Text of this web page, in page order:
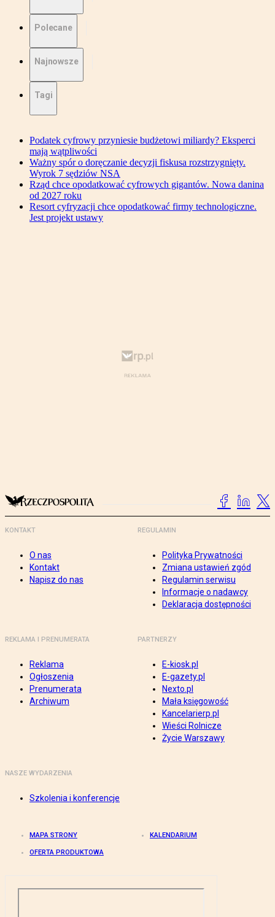
Polecane
Najnowsze
Tagi
Podatek cyfrowy przyniesie budżetowi miliardy? Eksperci
mają wątpliwości
Ważny spór o doręczanie decyzji fiskusa rozstrzygnięty.
Wyrok 7 sędziów NSA
Rząd chce opodatkować cyfrowych gigantów. Nowa danina
od 2027 roku
Resort cyfryzacji chce opodatkować firmy technologiczne.
Jest projekt ustawy
KONTAKT
O nas
Kontakt
Napisz do nas
REGULAMIN
Polityka Prywatności
Zmiana ustawień zgód
Regulamin serwisu
Informacje o nadawcy
Deklaracja dostępności
REKLAMA I PRENUMERATA
Reklama
Ogłoszenia
Prenumerata
Archiwum
PARTNERZY
E-kiosk.pl
E-gazety.pl
Nexto.pl
Mała księgowość
Kancelarierp.pl
Wieści Rolnicze
Życie Warszawy
NASZE WYDARZENIA
Szkolenia i konferencje
MAPA STRONY KALENDARIUM
OFERTA PRODUKTOWA